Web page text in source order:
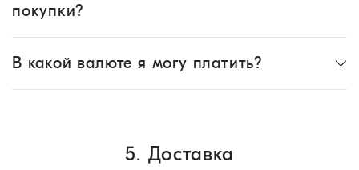
покупки?
В какой валюте я могу платить?
5. Доставка